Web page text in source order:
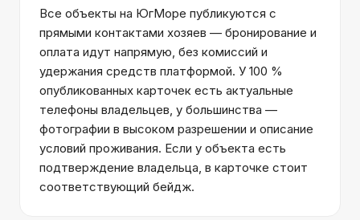
Все объекты на ЮгМоре публикуются с
прямыми контактами хозяев — бронирование и
оплата идут напрямую, без комиссий и
удержания средств платформой. У 100 %
опубликованных карточек есть актуальные
телефоны владельцев, у большинства —
фотографии в высоком разрешении и описание
условий проживания. Если у объекта есть
подтверждение владельца, в карточке стоит
соответствующий бейдж.